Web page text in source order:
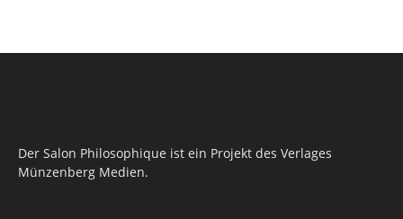
Der Salon Philosophique ist ein Projekt des Verlages
Münzenberg Medien.